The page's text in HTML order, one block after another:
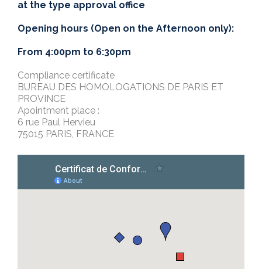
at the type approval office
Opening hours (Open on the Afternoon only):
From 4:00pm to 6:30pm
Compliance certificate
BUREAU DES HOMOLOGATIONS DE PARIS ET
PROVINCE
Apointment place :
6 rue Paul Hervieu
75015 PARIS, FRANCE